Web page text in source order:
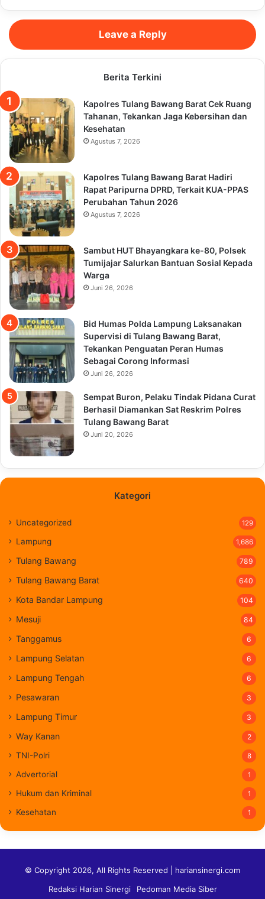
Leave a Reply
Berita Terkini
Kapolres Tulang Bawang Barat Cek Ruang
Tahanan, Tekankan Jaga Kebersihan dan
Kesehatan
Agustus 7, 2026
Kapolres Tulang Bawang Barat Hadiri
Rapat Paripurna DPRD, Terkait KUA-PPAS
Perubahan Tahun 2026
Agustus 7, 2026
Sambut HUT Bhayangkara ke-80, Polsek
Tumijajar Salurkan Bantuan Sosial Kepada
Warga
Juni 26, 2026
Bid Humas Polda Lampung Laksanakan
Supervisi di Tulang Bawang Barat,
Tekankan Penguatan Peran Humas
Sebagai Corong Informasi
Juni 26, 2026
Sempat Buron, Pelaku Tindak Pidana Curat
Berhasil Diamankan Sat Reskrim Polres
Tulang Bawang Barat
Juni 20, 2026
Kategori
Uncategorized 129
Lampung 1,686
Tulang Bawang 789
Tulang Bawang Barat 640
Kota Bandar Lampung 104
Mesuji 84
Tanggamus 6
Lampung Selatan 6
Lampung Tengah 6
Pesawaran 3
Lampung Timur 3
Way Kanan 2
TNI-Polri 8
Advertorial 1
Hukum dan Kriminal 1
Kesehatan 1
© Copyright 2026, All Rights Reserved | hariansinergi.com
Redaksi Harian Sinergi
Pedoman Media Siber